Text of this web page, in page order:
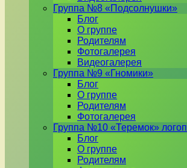
Группа №8 «Подсолнушки»
Блог
О группе
Родителям
Фотогалерея
Видеогалерея
Группа №9 «Гномики»
Блог
О группе
Родителям
Фотогалерея
Группа №10 «Теремок»
Блог
О группе
Родителям